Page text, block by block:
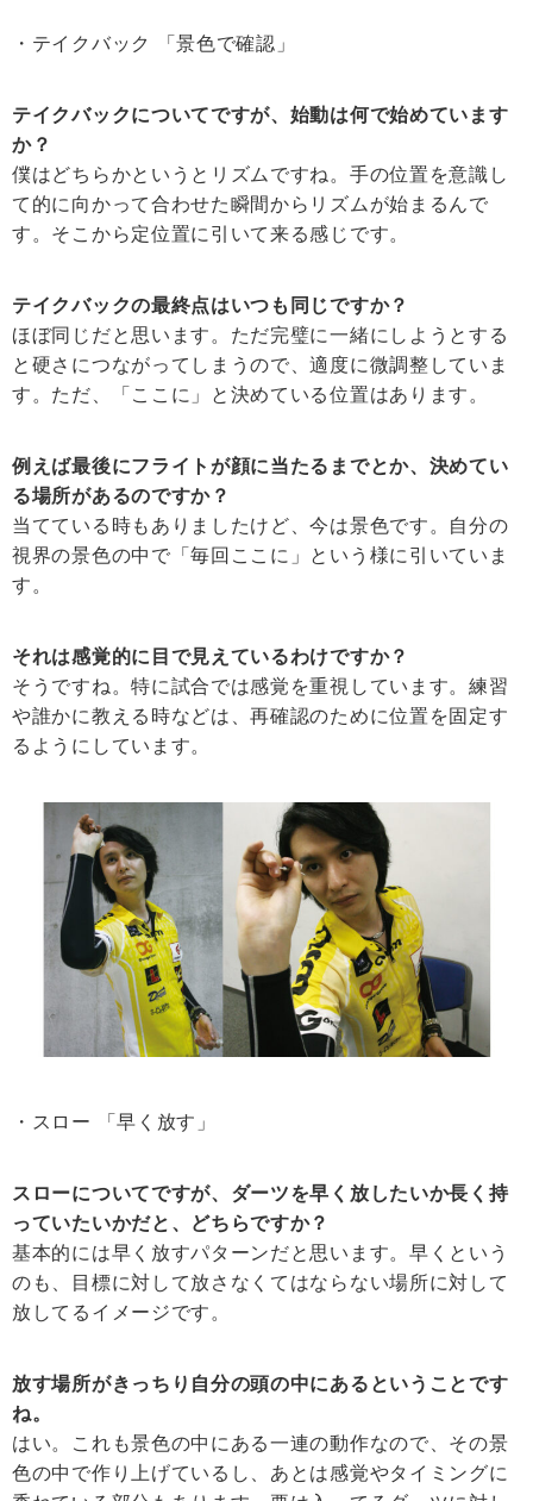
・テイクバック 「景色で確認」
テイクバックについてですが、始動は何で始めています
か？
僕はどちらかというとリズムですね。手の位置を意識し
て的に向かって合わせた瞬間からリズムが始まるんで
す。そこから定位置に引いて来る感じです。
テイクバックの最終点はいつも同じですか？
ほぼ同じだと思います。ただ完璧に一緒にしようとする
と硬さにつながってしまうので、適度に微調整していま
す。ただ、「ここに」と決めている位置はあります。
例えば最後にフライトが顔に当たるまでとか、決めてい
る場所があるのですか？
当てている時もありましたけど、今は景色です。自分の
視界の景色の中で「毎回ここに」という様に引いていま
す。
それは感覚的に目で見えているわけですか？
そうですね。特に試合では感覚を重視しています。練習
や誰かに教える時などは、再確認のために位置を固定す
るようにしています。
・スロー 「早く放す」
スローについてですが、ダーツを早く放したいか長く持
っていたいかだと、どちらですか？
基本的には早く放すパターンだと思います。早くという
のも、目標に対して放さなくてはならない場所に対して
放してるイメージです。
放す場所がきっちり自分の頭の中にあるということです
ね。
はい。これも景色の中にある一連の動作なので、その景
色の中で作り上げているし、あとは感覚やタイミングに